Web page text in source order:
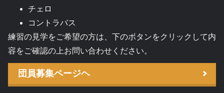
チェロ
コントラバス
練習の見学をご希望の方は、下のボタンをクリックして内
容をご確認の上お問い合わせください。
団員募集ページヘ